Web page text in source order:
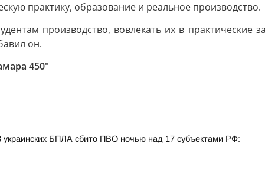
практику, образование и реальное производство.
производство, вовлекать их в
он.
450"
украинских БПЛА сбито ПВО ночью над 17 субъектами РФ: